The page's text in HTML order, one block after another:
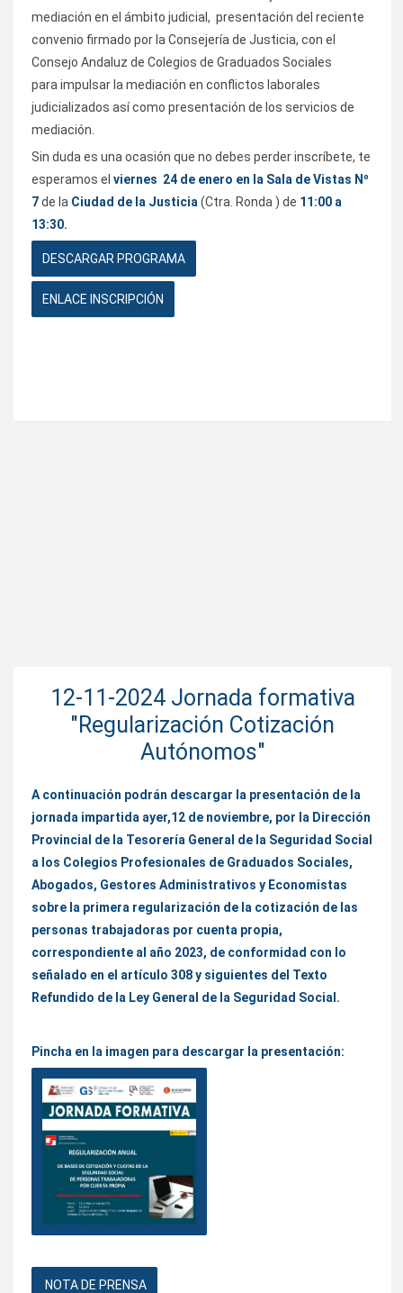
mediación en el ámbito judicial, presentación del reciente
convenio firmado por la Consejería de Justicia, con el
Consejo Andaluz de Colegios de Graduados Sociales
para impulsar la mediación en conflictos laborales
judicializados así como presentación de los servicios de
mediación.
Sin duda es una ocasión que no debes perder inscríbete, te
esperamos el viernes 24 de enero en la Sala de Vistas Nº
7de la Ciudad de la Justicia (Ctra. Ronda ) de 11:00 a
13:30.
DESCARGAR PROGRAMA
ENLACE INSCRIPCIÓN
12-11-2024 Jornada formativa
"Regularización Cotización
Autónomos"
A continuación podrán descargar la presentación de la
jornada impartida ayer,12 de noviembre, por la Dirección
Provincial de la Tesorería General de la Seguridad Social
a los Colegios Profesionales de Graduados Sociales,
Abogados, Gestores Administrativos y Economistas
sobre la primera regularización de la cotización de las
personas trabajadoras por cuenta propia,
correspondiente al año 2023, de conformidad con lo
señalado en el artículo 308 y siguientes del Texto
Refundido de la Ley General de la Seguridad Social.
Pincha en la imagen para descargar la presentación:
NOTA DE PRENSA